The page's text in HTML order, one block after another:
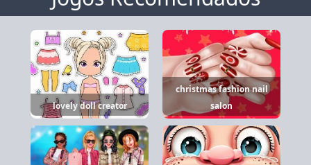
lovely doll creator
christmas fashion nail
salon